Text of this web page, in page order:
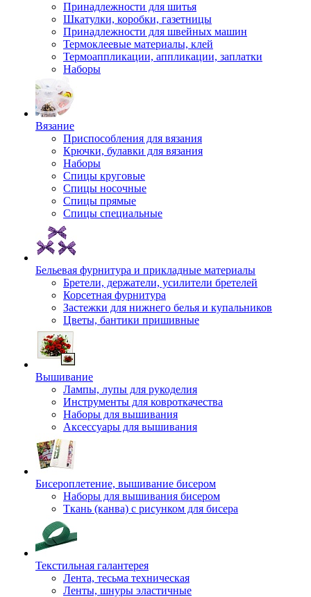
Принадлежности для шитья
Шкатулки, коробки, газетницы
Принадлежности для швейных машин
Термоклеевые материалы, клей
Термоаппликации, аппликации, заплатки
Наборы
Вязание
Приспособления для вязания
Крючки, булавки для вязания
Наборы
Спицы круговые
Спицы носочные
Спицы прямые
Спицы специальные
Бельевая фурнитура и прикладные материалы
Бретели, держатели, усилители бретелей
Корсетная фурнитура
Застежки для нижнего белья и купальников
Цветы, бантики пришивные
Вышивание
Лампы, лупы для рукоделия
Инструменты для ковроткачества
Наборы для вышивания
Аксессуары для вышивания
Бисероплетение, вышивание бисером
Наборы для вышивания бисером
Ткань (канва) с рисунком для бисера
Текстильная галантерея
Лента, тесьма техническая
Ленты, шнуры эластичные